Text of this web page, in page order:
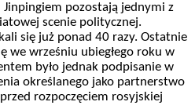
Jinpingiem pozostają jednymi z
scenie politycznej.
się już ponad 40 razy. Ostatnie
we wrześniu ubiegłego roku w
było jednak podpisanie w
określanego jako partnerstwo
rozpoczęciem rosyjskiej